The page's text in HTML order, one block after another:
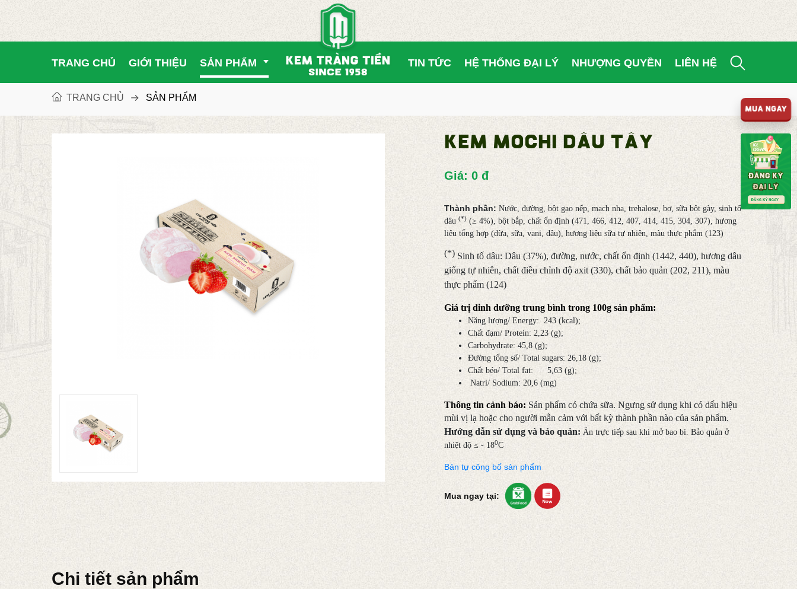
TRANG CHỦ GIỚI THIỆU SẢN PHẨM TIN TỨC HỆ THỐNG ĐẠI LÝ NHƯỢNG QUYỀN LIÊN HỆ
TRANG CHỦ SẢN PHẨM
KEM MOCHI DÂU TÂY
Giá: 0 đ
Thành phần: Nước, đường, bột gạo nếp, mạch nha, trehalose, bơ, sữa bộtgày, sinh tố
dâu (*)(≥ 4%), bột bắp, chất ổn định (471, 466, 412, 407, 414, 415, 304, 307), hương
liệu tổng hợp (dừa, sữa, vani, dâu), hương liệu sữa tự nhiên, màu thực phẩm (123)
(*)Sinh tố dâu: Dâu (37%), đường, nước, chất ổn định (1442, 440), hương dâu
giống tự nhiên, chất điều chỉnh độ axit (330), chất bảo quản (202, 211), màu
thực phẩm (124)
Giá trị dinh dưỡng trung bình trong 100g sản phẩm:
Năng lượng/ Energy: 243 (kcal);
Chất đạm/ Protein: 2,23 (g);
Carbohydrate: 45,8 (g);
Đường tổng số/ Total sugars: 26,18 (g);
Chất béo/ Total fat: 5,63 (g);
Natri/ Sodium: 20,6 (mg)
Thông tin cảnh báo: Sản phẩm có chứa sữa. Ngưng sử dụng khi có dấu hiệu
mùi vị lạ hoặc cho người mẫn cảm với bất kỳ thành phần nào của sản phẩm.
Hướng dẫn sử dụng và bảo quản: Ăn trực tiếp sau khi mở bao bì. Bảo quản ở
nhiệt độ ≤ - 180C
Bản tự công bố sản phẩm
Mua ngay tại:
Chi tiết sản phẩm
MUA NGAY